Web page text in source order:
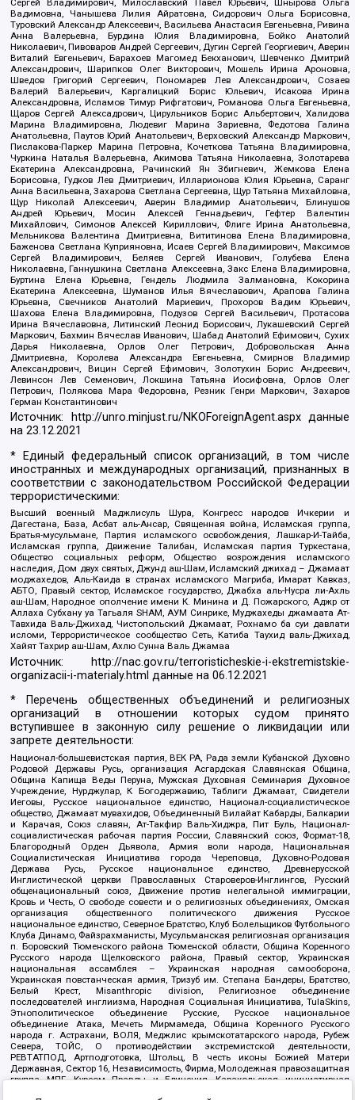
Сергей Владимирович, Милославский Павел Юрьевич, Шнырова Ольга
Вадимовна, Чанышева Лилия Айратовна, Сидорович Ольга Борисовна,
Туровский Александр Алексеевич, Васильева Анастасия Евгеньевна, Ривина
Анна Валерьевна, Бурдина Юлия Владимировна, Бойко Анатолий
Николаевич, Пивоваров Андрей Сергеевич, Дугин Сергей Георгиевич, Аверин
Виталий Евгеньевич, Барахоев Магомед Бекханович, Шевченко Дмитрий
Александрович, Шарипков Олег Викторович, Мошель Ирина Ароновна,
Шведов Григорий Сергеевич, Пономарев Лев Александрович, Созаев
Валерий Валерьевич, Каргалицкий Борис Юльевич, Исакова Ирина
Александровна, Исламов Тимур Рифгатович, Романова Ольга Евгеньевна,
Щаров Сергей Алексадрович, Цирульников Борис Альбертович, Халидова
Марина Владимировна, Людевиг Марина Зариевна, Федотова Галина
Анатольевна, Паутов Юрий Анатольевич, Верховский Александр Маркович,
Пислакова-Паркер Марина Петровна, Кочеткова Татьяна Владимировна,
Чуркина Наталья Валерьевна, Акимова Татьяна Николаевна, Золотарева
Екатерина Александровна, Рачинский Ян Збигневич, Жемкова Елена
Борисовна, Гудков Лев Дмитриевич, Илларионова Юлия Юрьевна, Саранг
Анна Васильевна, Захарова Светлана Сергеевна, Щур Татьяна Михайловна,
Щур Николай Алексеевич, Аверин Владимир Анатольевич, Блинушов
Андрей Юрьевич, Мосин Алексей Геннадьевич, Гефтер Валентин
Михайлович, Симонов Алексей Кириллович, Флиге Ирина Анатольевна,
Мельникова Валентина Дмитриевна, Вититинова Елена Владимировна,
Баженова Светлана Куприяновна, Исаев Сергей Владимирович, Максимов
Сергей Владимирович, Беляев Сергей Иванович, Голубева Елена
Николаевна, Ганнушкина Светлана Алексеевна, Закс Елена Владимировна,
Буртина Елена Юрьевна, Гендель Людмила Залмановна, Кокорина
Екатерина Алексеевна, Шуманов Илья Вячеславович, Арапова Галина
Юрьевна, Свечников Анатолий Мариевич, Прохоров Вадим Юрьевич,
Шахова Елена Владимировна, Подузов Сергей Васильевич, Протасова
Ирина Вячеславовна, Литинский Леонид Борисович, Лукашевский Сергей
Маркович, Бахмин Вячеслав Иванович, Шабад Анатолий Ефимович, Сухих
Дарья Николаевна, Орлов Олег Петрович, Добровольская Анна
Дмитриевна, Королева Александра Евгеньевна, Смирнов Владимир
Александрович, Вицин Сергей Ефимович, Золотухин Борис Андреевич,
Левинсон Лев Семенович, Локшина Татьяна Иосифовна, Орлов Олег
Петрович, Полякова Мара Федоровна, Резник Генри Маркович, Захаров
Герман Константинович
Источник: http://unro.minjust.ru/NKOForeignAgent.aspxданные
на23.12.2021
* Единый федеральный список организаций, в том числе
иностранных и международных организаций, признанных в
соответствии с законодательством Российской Федерации
террористическими:
Высший военный Маджлисуль Шура, Конгресс народов Ичкерии и
Дагестана, База, Асбат аль-Ансар, Священная война, Исламская группа,
Братья-мусульмане, Партия исламского освобождения, Лашкар-И-Тайба,
Исламская группа, Движение Талибан, Исламская партия Туркестана,
Общество социальных реформ, Общество возрождения исламского
наследия, Дом двух святых, Джунд аш-Шам, Исламский джихад – Джамаат
моджахедов, Аль-Каида в странах исламского Магриба, Имарат Кавказ,
АБТО, Правый сектор, Исламское государство, Джабха аль-Нусра ли-Ахль
аш-Шам, Народное ополчение имени К. Минина и Д. Пожарского, Аджр от
Аллаха Субхану уа Тагьаля SHAM, АУМ Синрике, Муджахеды джамаата Ат-
Тавхида Валь-Джихад, Чистопольский Джамаат, Рохнамо ба суи давлати
исломи, Террористическое сообщество Сеть, Катиба Таухид валь-Джихад,
Хайят Тахрир аш-Шам, Ахлю Сунна Валь Джамаа
Источник:
http://nac.gov.ru/terroristicheskie-i-ekstremistskie-
organizacii-i-materialy.html данные на06.12.2021
* Перечень общественных объединений и религиозных
организаций в отношении которых судом принято
вступившее в законную силу решение о ликвидации или
запрете деятельности:
Национал-большевистская партия, ВЕК РА, Рада земли Кубанской Духовно
Родовой Державы Русь, организация Асгардская Славянская Община,
Община Капища Веды Перуна, Мужская Духовная Семинария Духовное
Учреждение, Нурджулар, К Богодержавию, Таблиги Джамаат, Свидетели
Иеговы, Русское национальное единство, Национал-социалистическое
общество, Джамаат мувахидов, Объединенный Вилайат Кабарды, Балкарии
и Карачая, Союз славян, Ат-Такфир Валь-Хиджра, Пит Буль, Национал-
социалистическая рабочая партия России, Славянский союз, Формат-18,
Благородный Орден Дьявола, Армия воли народа, Национальная
Социалистическая Инициатива города Череповца, Духовно-Родовая
Держава Русь, Русское национальное единство, Древнерусской
Инглистической церкви Православных Староверов-Инглингов, Русский
общенациональный союз, Движение против нелегальной иммиграции,
Кровь и Честь, О свободе совести и о религиозных объединениях, Омская
организация общественного политического движения Русское
национальное единство, Северное Братство, Клуб Болельщиков Футбольного
Клуба Динамо, Файзрахманисты, Мусульманская религиозная организация
п. Боровский Тюменского района Тюменской области, Община Коренного
Русского народа Щелковского района, Правый сектор, Украинская
национальная ассамблея – Украинская народная самооборона,
Украинская повстанческая армия, Тризуб им. Степана Бандеры, Братство,
Белый Крест, Misanthropic division, Религиозное объединение
последователей инглиизма, Народная Социальная Инициатива, TulaSkins,
Этнополитическое объединение Русские, Русское национальное
объединение Атака, Мечеть Мирмамеда, Община Коренного Русского
народа г. Астрахани, ВОЛЯ, Меджлис крымскотатарского народа, Рубеж
Севера, ТОЙС, О противодействии экстремистской деятельности,
РЕВТАТПОД, Артподготовка, Штольц, В честь иконы Божией Матери
Державная, Сектор 16, Независимость, Фирма, Молодежная правозащитная
группа МПГ, Курсом Правды и Единения, Каракольская инициативная